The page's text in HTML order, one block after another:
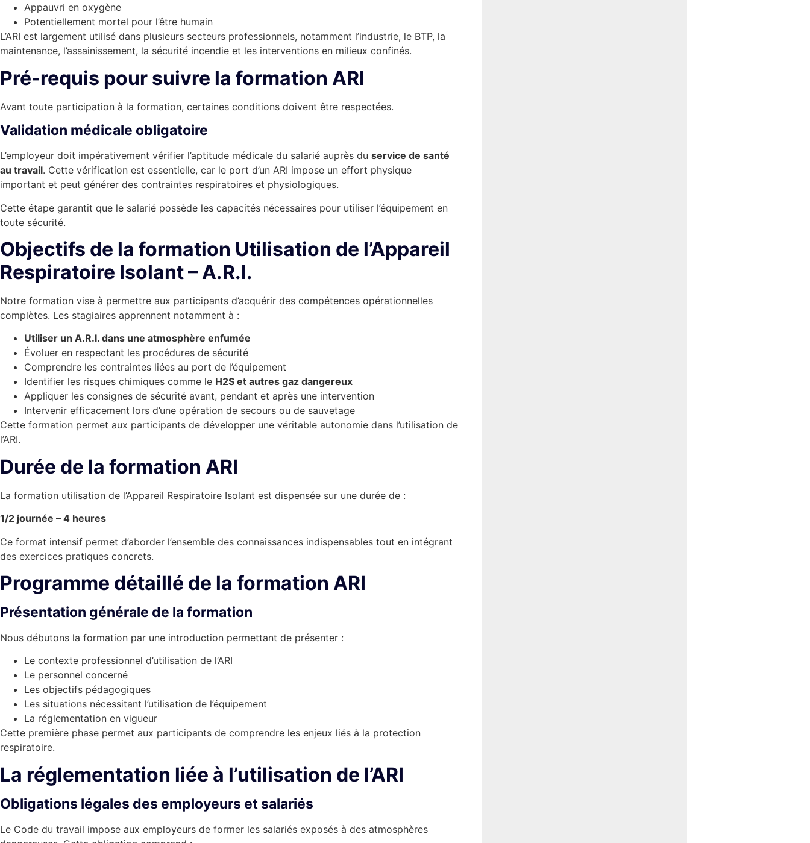
Appauvri en oxygène
Potentiellement mortel pour l’être humain
L’ARI est largement utilisé dans plusieurs secteurs professionnels, notamment l’industrie, le BTP, la
maintenance, l’assainissement, la sécurité incendie et les interventions en milieux confinés.
Pré-requis pour suivre la formation ARI
Avant toute participation à la formation, certaines conditions doivent être respectées.
Validation médicale obligatoire
L’employeur doit impérativement vérifier l’aptitude médicale du salarié auprès du service de santé
au travail. Cette vérification est essentielle, car le port d’un ARI impose un effort physique
important et peut générer des contraintes respiratoires et physiologiques.
Cette étape garantit que le salarié possède les capacités nécessaires pour utiliser l’équipement en
toute sécurité.
Objectifs de la formation Utilisation de l’Appareil
Respiratoire Isolant – A.R.I.
Notre formation vise à permettre aux participants d’acquérir des compétences opérationnelles
complètes. Les stagiaires apprennent notamment à :
Utiliser un A.R.I. dans une atmosphère enfumée
Évoluer en respectant les procédures de sécurité
Comprendre les contraintes liées au port de l’équipement
Identifier les risques chimiques comme le H2S et autres gaz dangereux
Appliquer les consignes de sécurité avant, pendant et après une intervention
Intervenir efficacement lors d’une opération de secours ou de sauvetage
Cette formation permet aux participants de développer une véritable autonomie dans l’utilisation de
l’ARI.
Durée de la formation ARI
La formation utilisation de l’Appareil Respiratoire Isolant est dispensée sur une durée de :
1/2 journée – 4 heures
Ce format intensif permet d’aborder l’ensemble des connaissances indispensables tout en intégrant
des exercices pratiques concrets.
Programme détaillé de la formation ARI
Présentation générale de la formation
Nous débutons la formation par une introduction permettant de présenter :
Le contexte professionnel d’utilisation de l’ARI
Le personnel concerné
Les objectifs pédagogiques
Les situations nécessitant l’utilisation de l’équipement
La réglementation en vigueur
Cette première phase permet aux participants de comprendre les enjeux liés à la protection
respiratoire.
La réglementation liée à l’utilisation de l’ARI
Obligations légales des employeurs et salariés
Le Code du travail impose aux employeurs de former les salariés exposés à des atmosphères